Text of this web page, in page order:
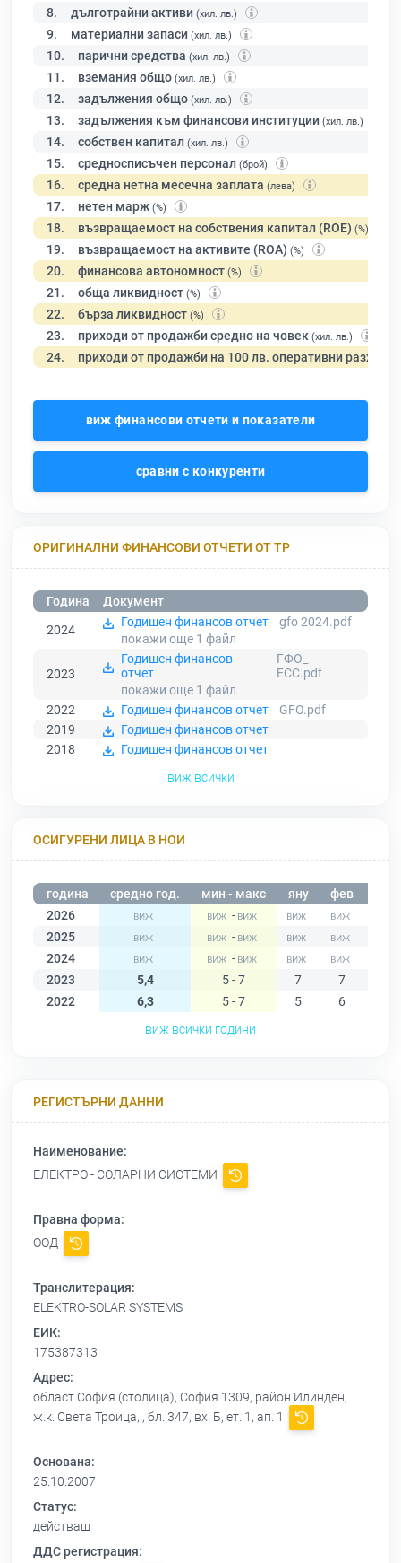
8. дълготрайни активи (хил. лв.)
9. материални запаси (хил. лв.)
10. парични средства (хил. лв.)
11. вземания общо (хил. лв.)
12. задължения общо (хил. лв.)
13. задължения към финансови институции (хил. лв.)
14. собствен капитал (хил. лв.)
15. средносписъчен персонал (брой)
16. средна нетна месечна заплата (лева)
17. нетен марж (%)
18. възвращаемост на собствения капитал (ROE) (%)
19. възвращаемост на активите (ROA) (%)
20. финансова автономност (%)
21. обща ликвидност (%)
22. бърза ликвидност (%)
23. приходи от продажби средно на човек (хил. лв.)
24. приходи от продажби на 100 лв. оперативни разходи
виж финансови отчети и показатели
сравни с конкуренти
ОРИГИНАЛНИ ФИНАНСОВИ ОТЧЕТИ ОТ ТР
Година
Документ
2024
Годишен финансов отчет
gfo 2024.pdf
покажи още 1 файл
2023
Годишен финансов
отчет
ГФО_
ЕСС.pdf
покажи още 1 файл
2022
Годишен финансов отчет
GFO.pdf
2019
Годишен финансов отчет
2018
Годишен финансов отчет
виж всички
ОСИГУРЕНИ ЛИЦА В НОИ
година средно год. мин - макс яну фев
2026
-
2025
-
2024
-
2023
5,4 5 - 7 7 7
2022
6,3 5 - 7 5 6
виж всички години
РЕГИСТЪРНИ ДАННИ
Наименование:
ЕЛЕКТРО - СОЛАРНИ СИСТЕМИ
Правна форма:
ООД
Транслитерация:
ELEKTRO-SOLAR SYSTEMS
ЕИК:
175387313
Адрес:
област София (столица), София 1309, район Илинден,
ж.к. Света Троица, , бл. 347, вх. Б, ет. 1, ап. 1
Основана:
25.10.2007
Статус:
действащ
ДДС регистрация: